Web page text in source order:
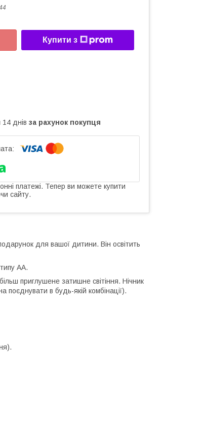
Купити з
днів за рахунок покупця
платежі. Тепер ви можете купити
сайту.
для вашої дитини. Він освітить
АА.
приглушене затишне світіння. Нічник
поєднувати в будь-якій комбінації).